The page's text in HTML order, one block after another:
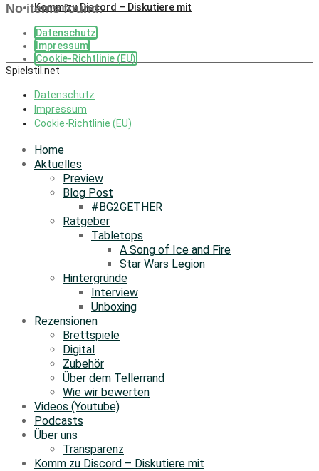
Komm zu Discord – Diskutiere mit
Datenschutz
Impressum
Cookie-Richtlinie (EU)
No items found.
Spielstil.net
Datenschutz
Impressum
Cookie-Richtlinie (EU)
Home
Aktuelles
Preview
Blog Post
#BG2GETHER
Ratgeber
Tabletops
A Song of Ice and Fire
Star Wars Legion
Hintergründe
Interview
Unboxing
Rezensionen
Brettspiele
Digital
Zubehör
Über dem Tellerrand
Wie wir bewerten
Videos (Youtube)
Podcasts
Über uns
Transparenz
Komm zu Discord – Diskutiere mit